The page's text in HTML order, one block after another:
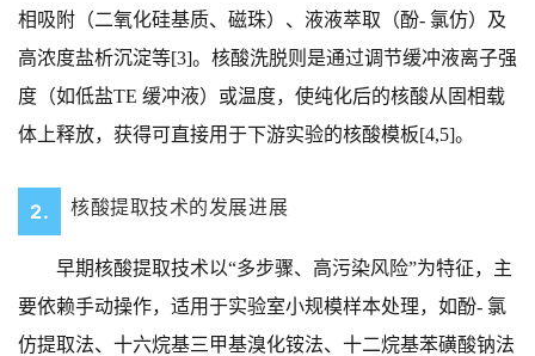
相吸附（二氧化硅基质、磁珠）、液液萃取（酚- 氯仿）及
高浓度盐析沉淀等[3]。核酸洗脱则是通过调节缓冲液离子强
度（如低盐TE 缓冲液）或温度，使纯化后的核酸从固相载
体上释放，获得可直接用于下游实验的核酸模板[4,5]。
2. 核酸提取技术的发展进展
早期核酸提取技术以“多步骤、高污染风险”为特征，主
要依赖手动操作，适用于实验室小规模样本处理，如酚- 氯
仿提取法、十六烷基三甲基溴化铵法、十二烷基苯磺酸钠法